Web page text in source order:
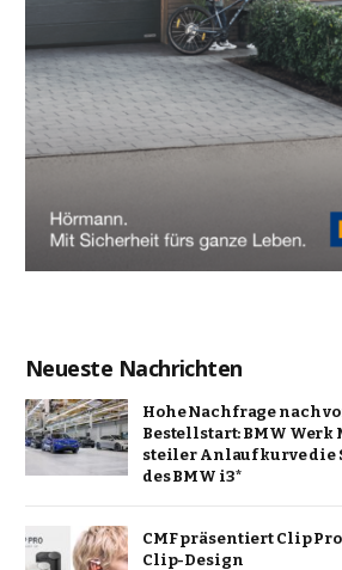
Neueste Nachrichten
Hohe Nachfrage nach
Bestellstart: BMW
steiler Anlaufkurve die
des BMW i3*
CMF präsentiert Clip
Clip-Design